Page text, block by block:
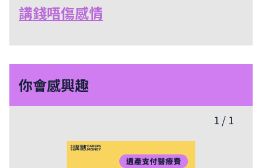
講錢唔傷感情
你會感興趣
1 / 1